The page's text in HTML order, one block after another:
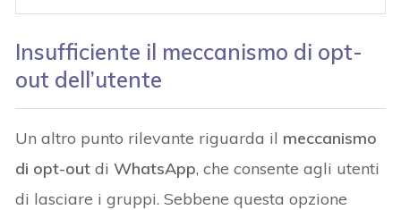
Insufficiente il meccanismo di opt-
out dell’utente
Un altro punto rilevante riguarda il meccanismo
di opt-outdi WhatsApp, che consente agli utenti
di lasciare i gruppi. Sebbene questa opzione